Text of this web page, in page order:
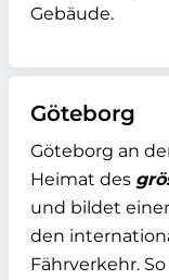
Gebäude.
Göteborg
Göteborg an
Heimat des
und bildet
den
Fährverkehr.